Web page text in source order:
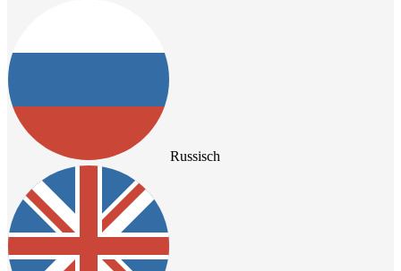
Russisch